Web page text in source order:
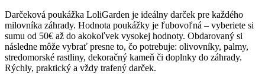
Darčeková poukážka LoliGarden je ideálny darček pre každého
milovníka záhrady. Hodnota poukážky je ľubovoľná – vyberiete si
sumu od 50€ až do akokoľvek vysokej hodnoty. Obdarovaný si
následne môže vybrať presne to, čo potrebuje: olivovníky, palmy,
stredomorské rastliny, dekoračný kameň či doplnky do záhrady.
Rýchly, praktický a vždy trafený darček.